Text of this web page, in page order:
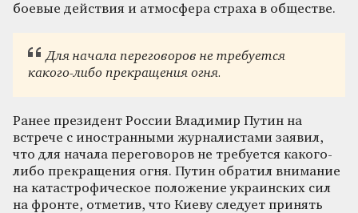
боевые действия и атмосфера страха в обществе.
Для начала переговоров не требуется
какого-либо прекращения огня.
Ранее президент России Владимир Путин на
встрече с иностранными журналистами заявил,
что для начала переговоров не требуется какого-
либо прекращения огня. Путин обратил внимание
на катастрофическое положение украинских сил
на фронте, отметив, что Киеву следует принять